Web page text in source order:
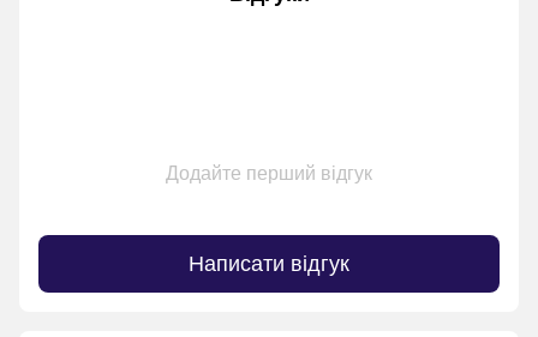
Додайте перший відгук
Написати відгук